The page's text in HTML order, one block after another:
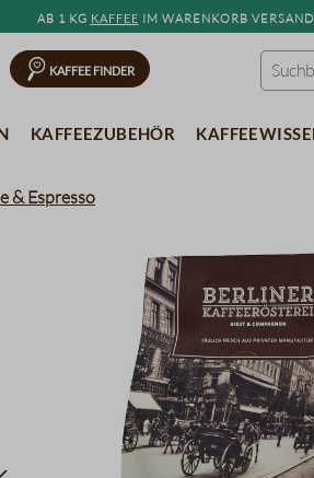
Ab 1 kg Kaffee im Warenkorb
Kaffee Finder
Kaffeezubehör
& Espresso